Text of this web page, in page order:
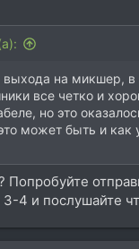
на микшер, в
все четко и
но это
может быть и как
Попробуйте
4 и послушайте